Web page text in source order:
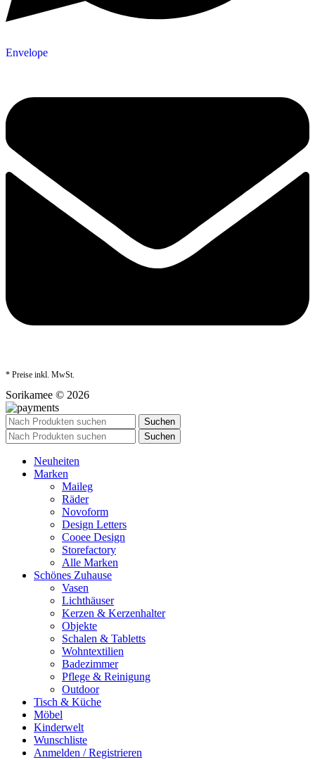
Envelope
* Preise inkl. MwSt.
Sorikamee © 2026
Suchen
Suchen
Neuheiten
Marken
Maileg
Räder
Novoform
Design Letters
Cooee Design
Storefactory
Alle Marken
Schönes Zuhause
Vasen
Lichthäuser
Kerzen & Kerzenhalter
Objekte
Schalen & Tabletts
Wohntextilien
Badezimmer
Pflege & Reinigung
Outdoor
Tisch & Küche
Möbel
Kinderwelt
Wunschliste
Anmelden / Registrieren